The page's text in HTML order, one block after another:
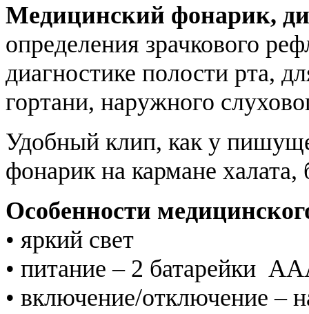
Медицинский фонарик,
определения зрачкового
диагностике полости рта,
гортани, наружного
Удобный клип, как у
фонарик на кармане
Особенности
• яркий свет
• питание – 2 батарейки
• включение/отключение –